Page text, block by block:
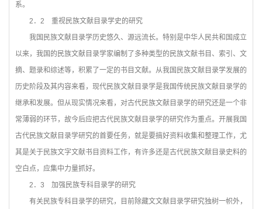
系。
2 ．2 重视民族文献目录学史的研究
我国民族文献目录学历史悠久、源远流长。特别是中华人民共和国成立
以来，我国的民族文献目录学家编制了多种类型的民族文献书目、索引、文
摘、题录和综述等，积累了一定的书目文献。从我国民族文献目录学发展的
历史阶段及其内容来看，现代民族文献目录学是我国传统民族文献目录学的
继承和发展。但从现实情况来看，对古代民族文献目录学的研究还是一个非
常薄弱的环节，故今后应把古代民族文献目录学的研究作为重点。开展我国
古代民族文献目录学研究的首要任务，就是要搞好资料收集和整理工作，尤
其是关于民族文字文献书目资料工作，有许多还是古代民族文献目录史料的
空白点，应集中力量抓好。
2 ．3 加强民族专科目录学的研究
有关民族专科目录学的研究，目前除藏文文献目录学研究独树一帜外，